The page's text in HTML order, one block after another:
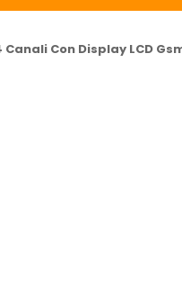
Con Display LCD